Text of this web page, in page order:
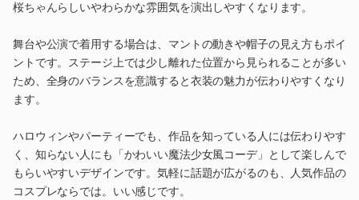
桜ちゃんらしいやわらかな雰囲気を演出しやすくなります。
舞台や公演で着用する場合は、マントの動きや帽子の見え方もポイ
ントです。ステージ上では少し離れた位置から見られることが多い
ため、全身のバランスを意識すると衣装の魅力が伝わりやすくなり
ます。
ハロウィンやパーティーでも、作品を知っている人には伝わりやす
く、知らない人にも「かわいい魔法少女風コーデ」として楽しんで
もらいやすいデザインです。気軽に話題が広がるのも、人気作品の
コスプレならでは。いい感じです。